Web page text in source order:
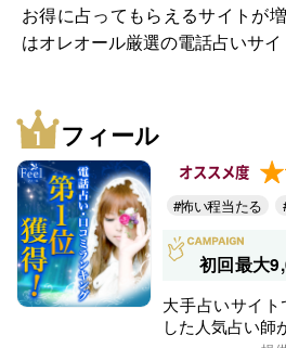
お得に占ってもらえるサイトが
はオレオール厳選の電話占いサイ
フィール
オススメ度
#怖い程当たる
初回最大
大手占いサイ
した人気占い師